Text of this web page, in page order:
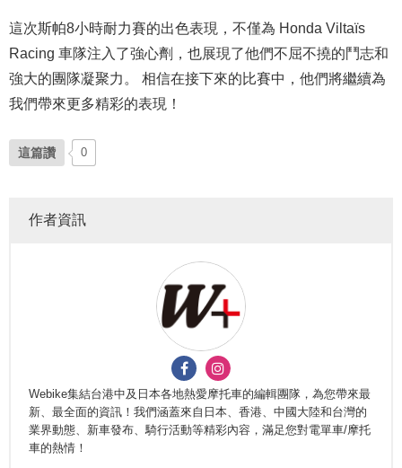
這次斯帕8小時耐力賽的出色表現，不僅為 Honda Viltaïs
Racing 車隊注入了強心劑，也展現了他們不屈不撓的鬥志和
強大的團隊凝聚力。 相信在接下來的比賽中，他們將繼續為
我們帶來更多精彩的表現！
這篇讚 0
作者資訊
Webike集結台港中及日本各地熱愛摩托車的編輯團隊，為您帶來最
新、最全面的資訊！我們涵蓋來自日本、香港、中國大陸和台灣的
業界動態、新車發布、騎行活動等精彩內容，滿足您對電單車/摩托
車的熱情！